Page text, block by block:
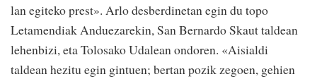
lan egiteko prest». Arlo desberdinetan egin du topo
Letamendiak Anduezarekin, San Bernardo Skaut taldean
lehenbizi, eta Tolosako Udalean ondoren. «Aisialdi
taldean hezitu egin gintuen; bertan pozik zegoen, gehien